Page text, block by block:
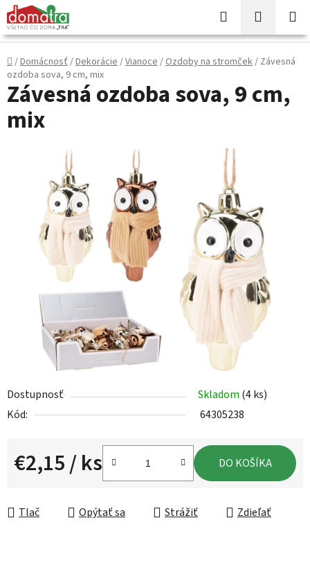
Prejsť
na
obsah
Hľadať
KOŠÍK
Domov
/Domácnosť/Dekorácie/Vianoce/Ozdoby na stromček/ Závesná
ozdoba sova, 9 cm, mix
Dostupnosť Skladom (4 ks)
Kód:
64305238
€2,15/ ks DO KOŠÍKA
Tlač Opýtať sa Strážiť Zdieľať
Závesná ozdoba sova, 9 cm,
mix